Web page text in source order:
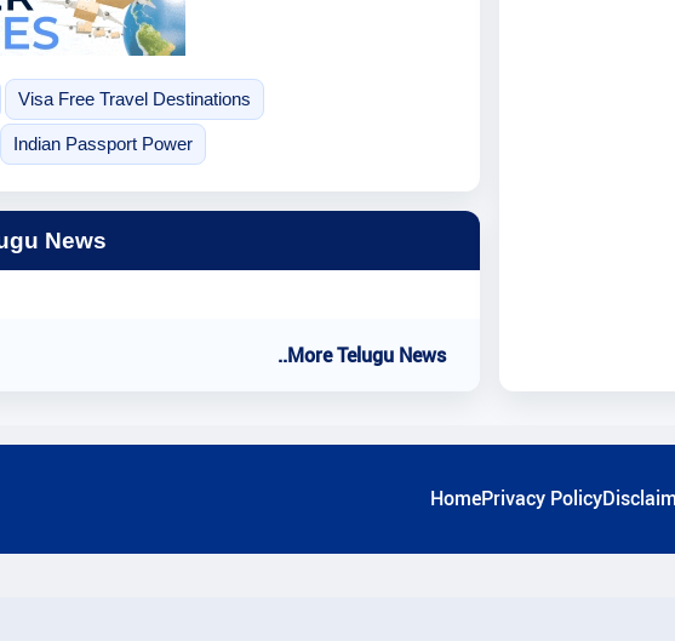
Visa Free Travel Destinations
Indian Passport Power
News
..More Telugu News
HomePrivacy Policy